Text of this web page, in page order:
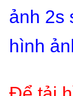
ảnh 2s
hình